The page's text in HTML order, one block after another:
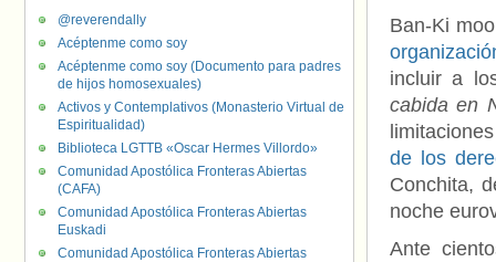
Ban-Ki
incluir a
cabida en
de los
Conchita,
noche
Ante
@reverendally
Acéptenme como soy
Acéptenme como soy (Documento para padres
de hijos homosexuales)
Activos y Contemplativos (Monasterio Virtual de
Espiritualidad)
Biblioteca LGTTB «Oscar Hermes Villordo»
Comunidad Apostólica Fronteras Abiertas
(CAFA)
Comunidad Apostólica Fronteras Abiertas
Euskadi
Comunidad Apostólica Fronteras Abiertas